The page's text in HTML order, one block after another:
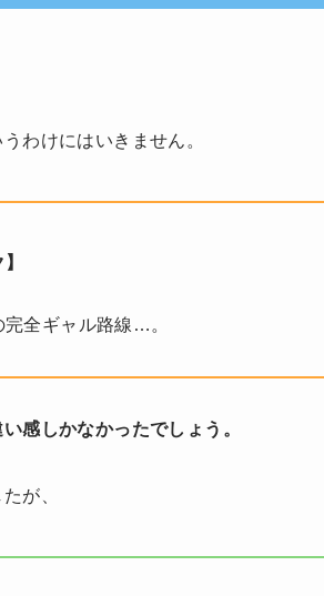
わけにはいきません。
完全ギャル路線…。
感しかなかったでしょう。
が、